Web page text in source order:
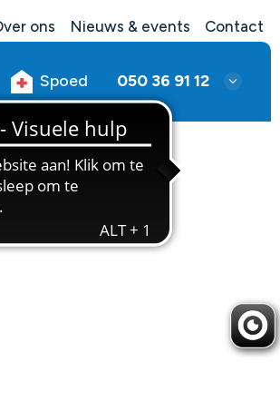
ons Nieuws & events Contact
Spoed 050 36 91 12